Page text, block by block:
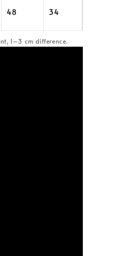
48 34
1–3 cm difference.